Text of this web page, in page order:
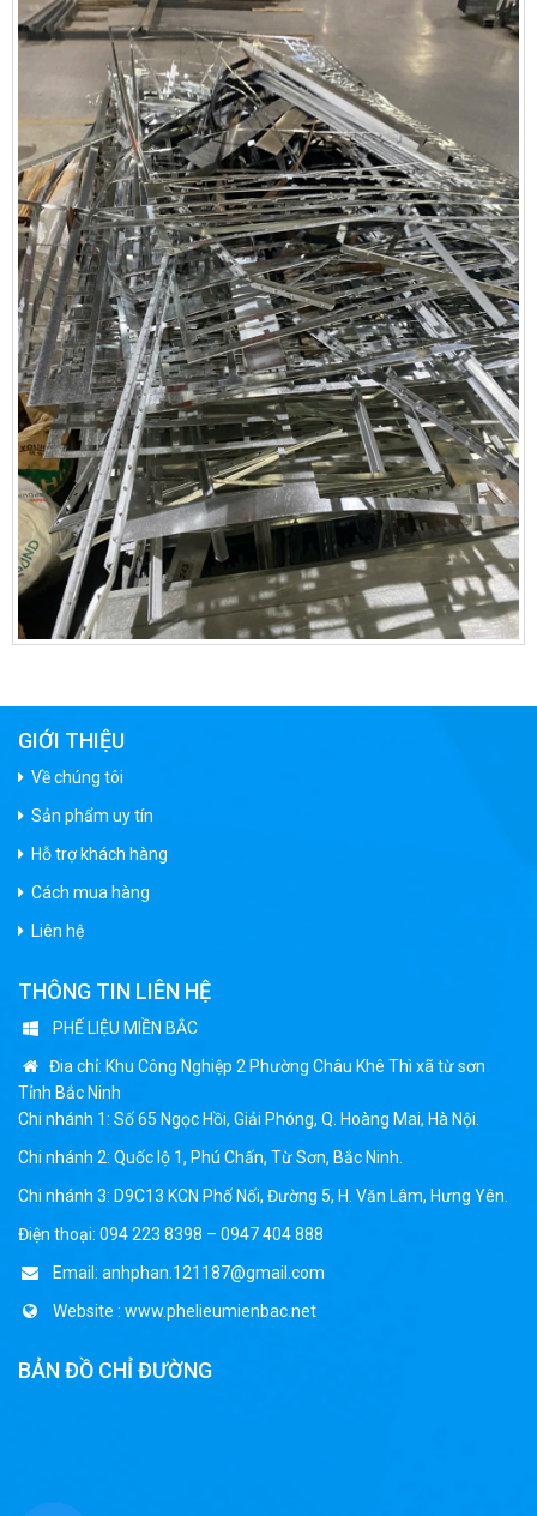
GIỚI THIỆU
Về chúng tôi
Sản phẩm uy tín
Hỗ trợ khách hàng
Cách mua hàng
Liên hệ
THÔNG TIN LIÊN HỆ
PHẾ LIỆU MIỀN BẮC
Đia chỉ: Khu Công Nghiệp 2 Phường Châu Khê Thì xã từ sơn
Tỉnh Bắc Ninh
Chi nhánh 1: Số 65 Ngọc Hồi, Giải Phóng, Q. Hoàng Mai, Hà Nội.
Chi nhánh 2: Quốc lộ 1, Phú Chấn, Từ Sơn, Bắc Ninh.
Chi nhánh 3: D9C13 KCN Phố Nối, Đường 5, H. Văn Lâm, Hưng Yên.
Điện thoại: 094 223 8398 – 0947 404 888
Email: anhphan.121187@gmail.com
Website : www.phelieumienbac.net
BẢN ĐỒ CHỈ ĐƯỜNG